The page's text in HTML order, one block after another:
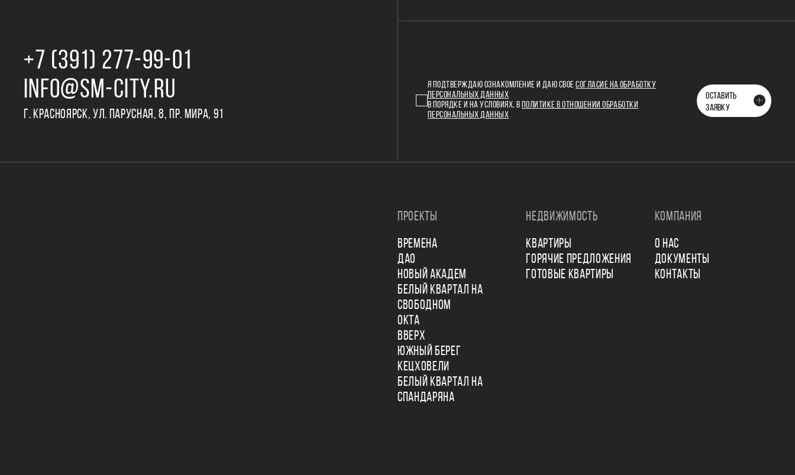
+7 (391) 277‒99‒01
INFO@SM-CITY.RU
Г. КРАСНОЯРСК, УЛ. ПАРУСНАЯ, 8, ПР. МИРА, 91
Я ПОДТВЕРЖДАЮ ОЗНАКОМЛЕНИЕ И ДАЮ СВОЕСОГЛАСИЕ НА ОБРАБОТКУ
ПЕРСОНАЛЬНЫХ ДАННЫХ
В ПОРЯДКЕ И НА УСЛОВИЯХ, В
ПОЛИТИКЕ В ОТНОШЕНИИ ОБРАБОТКИ
ПЕРСОНАЛЬНЫХ ДАННЫХ
ОСТАВИТЬ
ЗАЯВКУ
ПРОЕКТЫ
ВРЕМЕНА
ДАО
НОВЫЙ АКАДЕМ
БЕЛЫЙ КВАРТАЛ НА
СВОБОДНОМ
ОКТА
ВВЕРХ
ЮЖНЫЙ БЕРЕГ
КЕЦХОВЕЛИ
БЕЛЫЙ КВАРТАЛ НА
СПАНДАРЯНА
НЕДВИЖИМОСТЬ
КВАРТИРЫ
ГОРЯЧИЕ ПРЕДЛОЖЕНИЯ
ГОТОВЫЕ КВАРТИРЫ
КОМПАНИЯ
О НАС
ДОКУМЕНТЫ
КОНТАКТЫ